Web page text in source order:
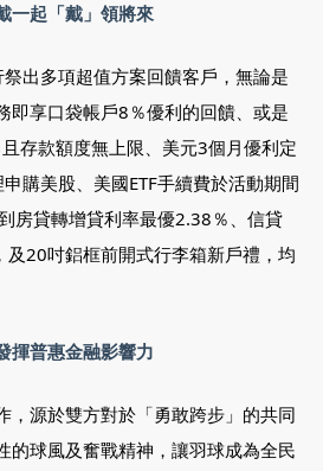
一起「戴」領將來
出多項超值方案回饋客戶，無論是
即享口袋帳戶8％優利的回饋、或是
存款額度無上限、美元3個月優利定
購美股、美國ETF手續費於活動期間
房貸轉增貸利率最優2.38％、信貸
20吋鋁框前開式行李箱新戶禮，均
揮普惠金融影響力
，源於雙方對於「勇敢跨步」的共同
的球風及奮戰精神，讓羽球成為全民